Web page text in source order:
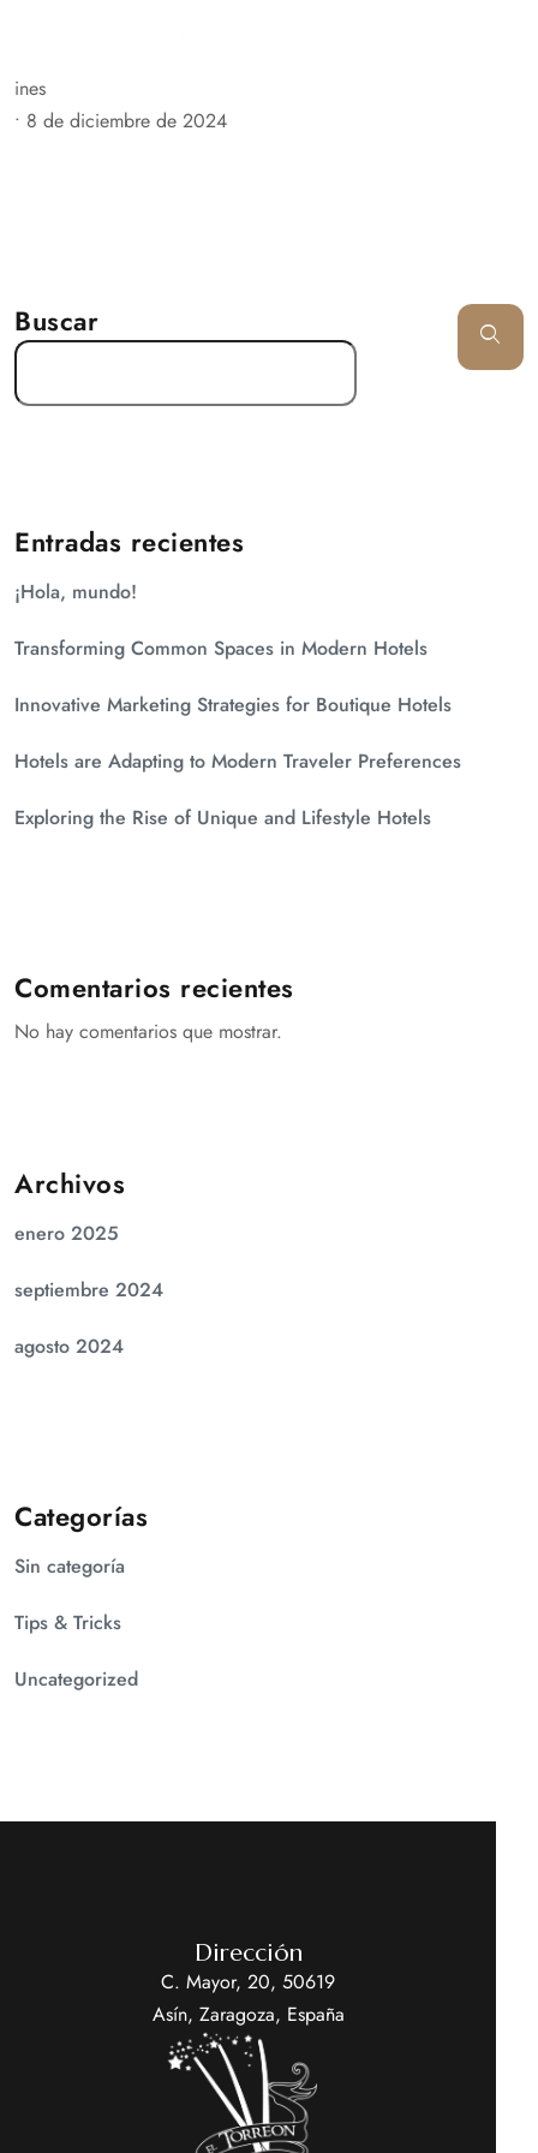
ines
• 8 de diciembre de 2024
Buscar
Entradas recientes
¡Hola, mundo!
Transforming Common Spaces in Modern Hotels
Innovative Marketing Strategies for Boutique Hotels
Hotels are Adapting to Modern Traveler Preferences
Exploring the Rise of Unique and Lifestyle Hotels
Comentarios recientes
No hay comentarios que mostrar.
Archivos
enero 2025
septiembre 2024
agosto 2024
Categorías
Sin categoría
Tips & Tricks
Uncategorized
Dirección
C. Mayor, 20, 50619
Asín, Zaragoza, España